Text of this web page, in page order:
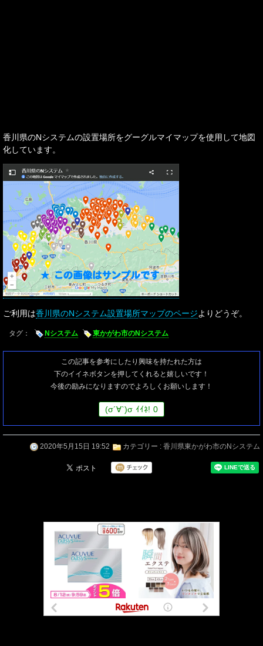
香川県のNシステムの設置場所をグーグルマイマップを使用して地図
化しています。
ご利用は香川県のNシステム設置場所マップのページよりどうぞ。
タグ： Nシステム 東かがわ市のNシステム
この記事を参考にしたり興味を持たれた方は
下のイイネボタンを押してくれると嬉しいです！
今後の励みになりますのでよろしくお願いします！
(σ´∀`)σ ｲｲﾈ! 0
2020年5月15日 19:52 カテゴリー : 香川県東かがわ市のNシステム